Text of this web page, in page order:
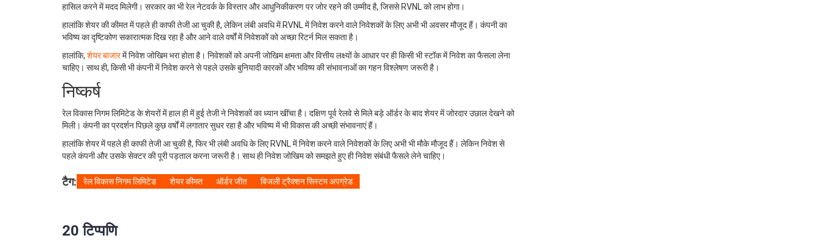
हासिल करने में मदद मिलेगी। सरकार का भी रेल नेटवर्क के विस्तार और आधुनिकीकरण पर जोर रहने की उम्मीद है, जिससे RVNL को लाभ होगा।
हालांकि शेयर की कीमत में पहले ही काफी तेजी आ चुकी है, लेकिन लंबी अवधि में RVNL में निवेश करने वाले निवेशकों के लिए अभी भी अवसर मौजूद हैं। कंपनी का
भविष्य का दृष्टिकोण सकारात्मक दिख रहा है और आने वाले वर्षों में निवेशकों को अच्छा रिटर्न मिल सकता है।
हालांकि, शेयर बाजारमें निवेश जोखिम भरा होता है। निवेशकों को अपनी जोखिम क्षमता और वित्तीय लक्ष्यों के आधार पर ही किसी भी स्टॉक में निवेश का फैसला लेना
चाहिए। साथ ही, किसी भी कंपनी में निवेश करने से पहले उसके बुनियादी कारकों और भविष्य की संभावनाओं का गहन विश्लेषण जरूरी है।
निष्कर्ष
रेल विकास निगम लिमिटेड के शेयरों में हाल ही में हुई तेजी ने निवेशकों का ध्यान खींचा है। दक्षिण पूर्व रेलवे से मिले बड़े ऑर्डर के बाद शेयर में जोरदार उछाल देखने को
मिली। कंपनी का प्रदर्शन पिछले कुछ वर्षों में लगातार सुधर रहा है और भविष्य में भी विकास की अच्छी संभावनाएं हैं।
हालांकि शेयर में पहले ही काफी तेजी आ चुकी है, फिर भी लंबी अवधि के लिए RVNL में निवेश करने वाले निवेशकों के लिए अभी भी मौके मौजूद हैं। लेकिन निवेश से
पहले कंपनी और उसके सेक्टर की पूरी पड़ताल करना जरूरी है। साथ ही निवेश जोखिम को समझते हुए ही निवेश संबंधी फैसले लेने चाहिए।
टैग: रेल विकास निगम लिमिटेड शेयर कीमत ऑर्डर जीत बिजली ट्रैक्शन सिस्टम अपग्रेड
20 टिप्पणि